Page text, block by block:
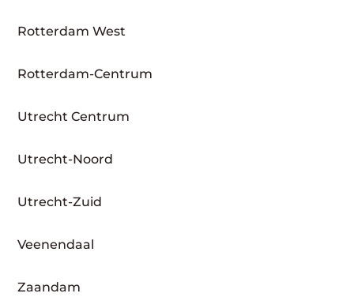
Rotterdam West
Rotterdam-Centrum
Utrecht Centrum
Utrecht-Noord
Utrecht-Zuid
Veenendaal
Zaandam